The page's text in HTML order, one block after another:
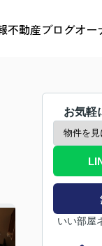
不動産ブログオー
お気軽
いい部屋